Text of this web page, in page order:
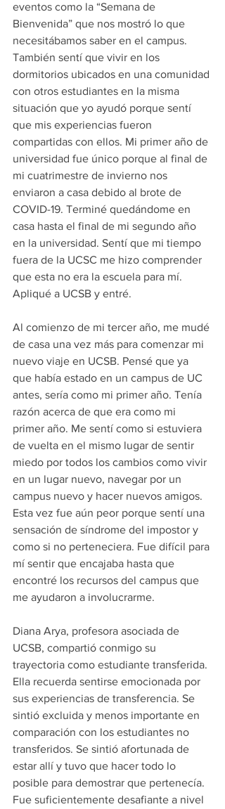
eventos como la “Semana de
Bienvenida” que nos mostró lo que
necesitábamos saber en el campus.
También sentí que vivir en los
dormitorios ubicados en una comunidad
con otros estudiantes en la misma
situación que yo ayudó porque sentí
que mis experiencias fueron
compartidas con ellos. Mi primer año de
universidad fue único porque al final de
mi cuatrimestre de invierno nos
enviaron a casa debido al brote de
COVID-19. Terminé quedándome en
casa hasta el final de mi segundo año
en la universidad. Sentí que mi tiempo
fuera de la UCSC me hizo comprender
que esta no era la escuela para mí.
Apliqué a UCSB y entré.
Al comienzo de mi tercer año, me mudé
de casa una vez más para comenzar mi
nuevo viaje en UCSB. Pensé que ya
que había estado en un campus de UC
antes, sería como mi primer año. Tenía
razón acerca de que era como mi
primer año. Me sentí como si estuviera
de vuelta en el mismo lugar de sentir
miedo por todos los cambios como vivir
en un lugar nuevo, navegar por un
campus nuevo y hacer nuevos amigos.
Esta vez fue aún peor porque sentí una
sensación de síndrome del impostor y
como si no perteneciera. Fue difícil para
mí sentir que encajaba hasta que
encontré los recursos del campus que
me ayudaron a involucrarme.
Diana Arya, profesora asociada de
UCSB, compartió conmigo su
trayectoria como estudiante transferida.
Ella recuerda sentirse emocionada por
sus experiencias de transferencia. Se
sintió excluida y menos importante en
comparación con los estudiantes no
transferidos. Se sintió afortunada de
estar allí y tuvo que hacer todo lo
posible para demostrar que pertenecía.
Fue suficientemente desafiante a nivel